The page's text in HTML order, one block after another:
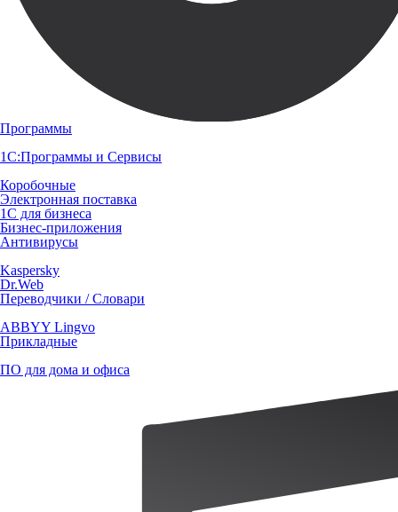
Программы
1С:Программы и Сервисы
Коробочные
Электронная поставка
1С для бизнеса
Бизнес-приложения
Антивирусы
Kaspersky
Dr.Web
Переводчики / Словари
ABBYY Lingvo
Прикладные
ПО для дома и офиса